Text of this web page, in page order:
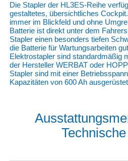
Die Stapler der HL3ES-Reihe
gestaltetes, übersichtliches
immer im Blickfeld und ohne
Batterie ist direkt unter dem
Stapler einen besonders tiefen
die Batterie für Wartungsarbeiten
Elektrostapler sind standardmäßig
der Hersteller WERBAT oder
Stapler sind mit einer
Kapazitäten von 600 Ah